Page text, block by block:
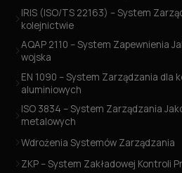
IRIS (ISO/TS 22163) – System
kolejnictwie
AQAP 2110 – System Zapewnienia
wojska
EN 1090 – System Zarządzania dla
aluminiowych
ISO 3834 – System Zarządzania
metalowych
Wdrożenia Systemów Zarządzania
ZKP – System Zakładowej Kontroli